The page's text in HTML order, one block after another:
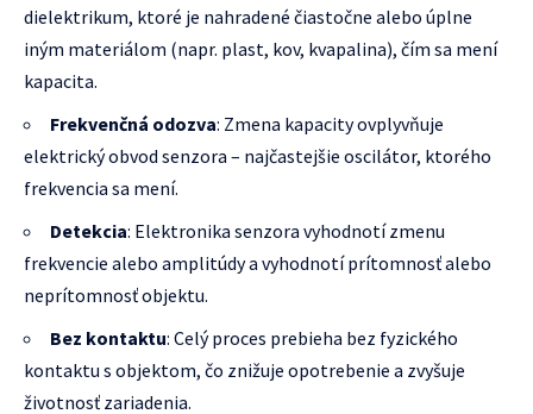
dielektrikum, ktoré je nahradené čiastočne alebo úplne
iným materiálom (napr. plast, kov, kvapalina), čím sa mení
kapacita.
Frekvenčná odozva: Zmena kapacity ovplyvňuje
elektrický obvod senzora – najčastejšie oscilátor, ktorého
frekvencia sa mení.
Detekcia: Elektronika senzora vyhodnotí zmenu
frekvencie alebo amplitúdy a vyhodnotí prítomnosť alebo
neprítomnosť objektu.
Bez kontaktu: Celý proces prebieha bez fyzického
kontaktu s objektom, čo znižuje opotrebenie a zvyšuje
životnosť zariadenia.